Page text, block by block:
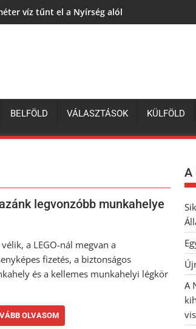
víz tűnt el a Nyírség alól
BELFÖLD VÁLASZTÁSOK KÜLFÖLD
legvonzóbb munkahelye
a LEGO-nál megvan a
fizetés, a biztonságos
és a kellemes munkahelyi légkör
OLVASOM
A
A